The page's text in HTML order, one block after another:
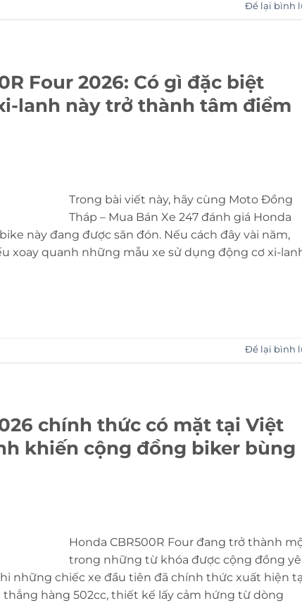
Để lại bình
Four 2026: Có gì đặc biệt
lanh này trở thành tâm điểm
Trong bài viết này, hãy cùng Moto Đồng
Tháp – Mua Bán Xe 247 đánh giá Honda
này đang được săn đón. Nếu cách đây vài năm,
xoay quanh những mẫu xe sử dụng động cơ xi-
Để lại bình
chính thức có mặt tại Việt
khiến cộng đồng biker bùng
Honda CBR500R Four đang trở thành
trong những từ khóa được cộng đồng
những chiếc xe đầu tiên đã chính thức xuất hiện
hàng 502cc, thiết kế lấy cảm hứng từ dòng